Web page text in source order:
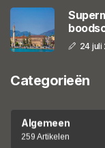
24 juli
Categorieën
Algemeen
259 Artikelen